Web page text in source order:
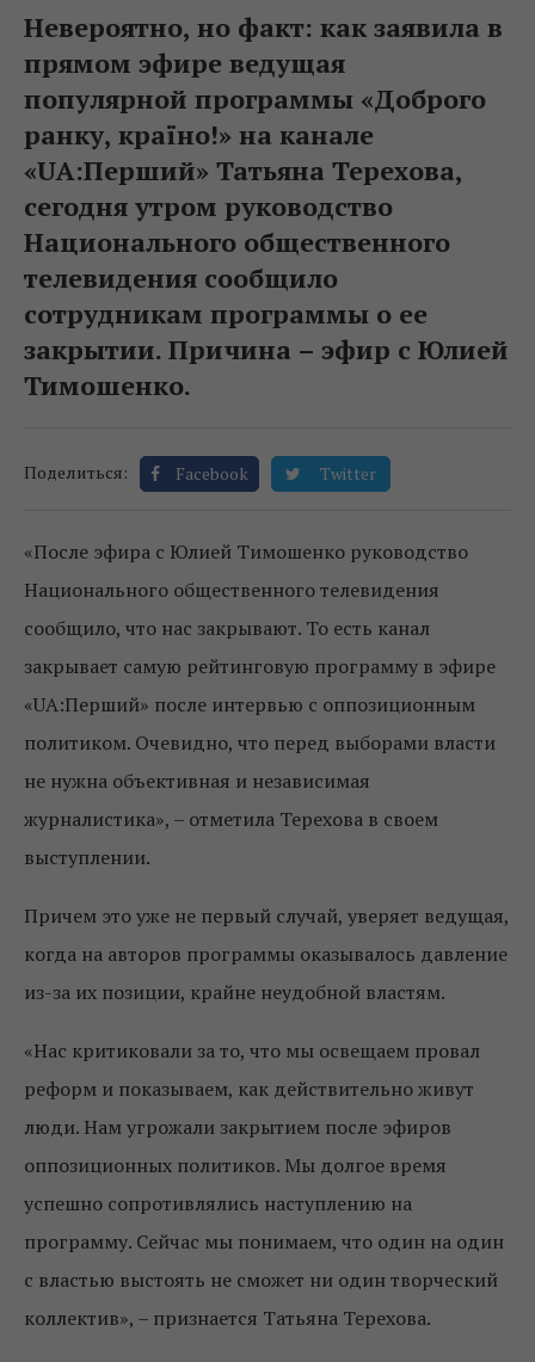
Невероятно, но факт: как заявила в
прямом эфире ведущая
популярной программы «Доброго
ранку, країно!» на канале
«UA:Перший» Татьяна Терехова,
сегодня утром руководство
Национального общественного
телевидения сообщило
сотрудникам программы о ее
закрытии. Причина – эфир с Юлией
Тимошенко.
Поделиться: Facebook Twitter
«После эфира с Юлией Тимошенко руководство
Национального общественного телевидения
сообщило, что нас закрывают. То есть канал
закрывает самую рейтинговую программу в эфире
«UA:Перший» после интервью с оппозиционным
политиком. Очевидно, что перед выборами власти
не нужна объективная и независимая
журналистика», – отметила Терехова в своем
выступлении.
Причем это уже не первый случай, уверяет ведущая,
когда на авторов программы оказывалось давление
из-за их позиции, крайне неудобной властям.
«Нас критиковали за то, что мы освещаем провал
реформ и показываем, как действительно живут
люди. Нам угрожали закрытием после эфиров
оппозиционных политиков. Мы долгое время
успешно сопротивлялись наступлению на
программу. Сейчас мы понимаем, что один на один
с властью выстоять не сможет ни один творческий
коллектив», – признается Татьяна Терехова.